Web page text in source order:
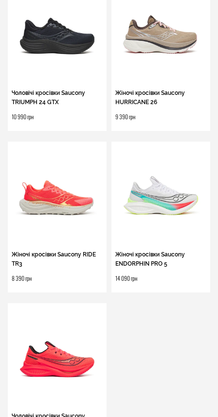
Чоловічі кросівки Saucony
TRIUMPH 24 GTX
10 990 грн
Жіночі кросівки Saucony
HURRICANE 26
9 390 грн
Жіночі кросівки Saucony RIDE
TR3
8 390 грн
Жіночі кросівки Saucony
ENDORPHIN PRO 5
14 090 грн